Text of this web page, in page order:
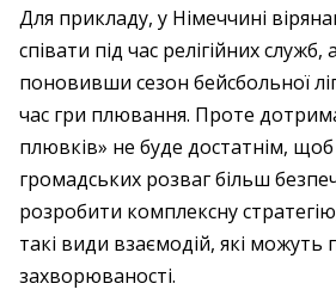
Для прикладу, у Німеччині
співати під час релігійних
поновивши сезон бейсбольної
час гри плювання. Проте
плювків» не буде достатнім,
громадських розваг більш
розробити комплексну
такі види взаємодій, які можуть
захворюваності.